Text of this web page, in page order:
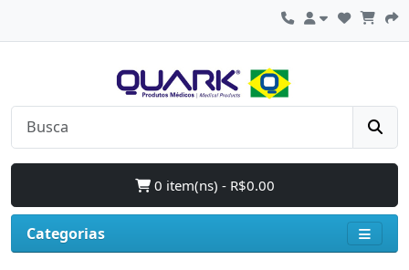
0 item(ns) - R$0.00
Categorias